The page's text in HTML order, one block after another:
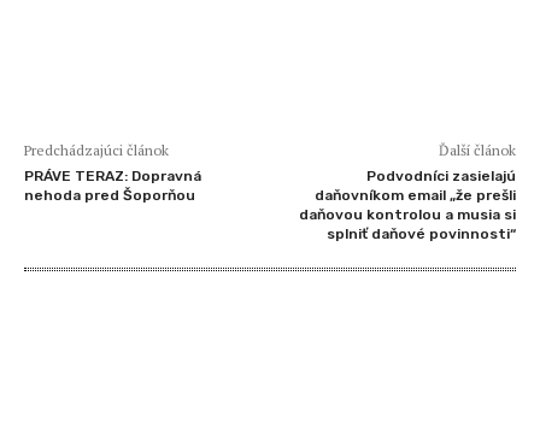
Predchádzajúci článok
PRÁVE TERAZ: Dopravná
nehoda pred Šoporňou
Ďalší článok
Podvodníci zasielajú
daňovníkom email „že prešli
daňovou kontrolou a musia si
splniť daňové povinnosti“